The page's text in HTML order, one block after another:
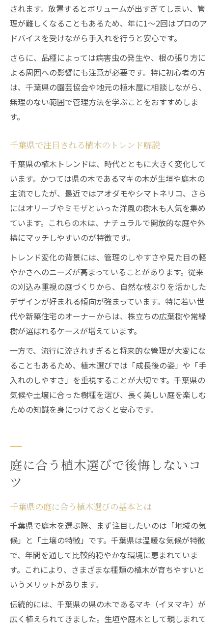
されます。放置するとボリュームが出すぎてしまい、管
理が難しくなることもあるため、年に1～2回はプロのア
ドバイスを受けながら手入れを行うと安心です。
さらに、品種によっては病害虫の発生や、根の張り方に
よる周囲への影響にも注意が必要です。特に初心者の方
は、千葉県の園芸協会や地元の植木屋に相談しながら、
無理のない範囲で管理方法を学ぶことをおすすめしま
す。
千葉県で注目される植木のトレンド解説
千葉県の植木トレンドは、時代とともに大きく変化して
います。かつては県の木であるマキの木が生垣や庭木の
主流でしたが、最近ではアオダモやシマトネリコ、さら
にはオリーブやミモザといった洋風の樹木も人気を集め
ています。これらの木は、ナチュラルで開放的な庭や外
構にマッチしやすいのが特徴です。
トレンド変化の背景には、管理のしやすさや見た目の軽
やかさへのニーズが高まっていることがあります。従来
の刈込み重視の庭づくりから、自然な枝ぶりを活かした
デザインが好まれる傾向が強まっています。特に若い世
代や新築住宅のオーナーからは、株立ちの広葉樹や常緑
樹が選ばれるケースが増えています。
一方で、流行に流されすぎると将来的な管理が大変にな
ることもあるため、植木選びでは「成長後の姿」や「手
入れのしやすさ」を重視することが大切です。千葉県の
気候や土壌に合った樹種を選び、長く美しい庭を楽しむ
ための知識を身につけておくと安心です。
庭に合う植木選びで後悔しないコ
ツ
千葉県の庭に合う植木選びの基本とは
千葉県で庭木を選ぶ際、まず注目したいのは「地域の気
候」と「土壌の特徴」です。千葉県は温暖な気候が特徴
で、年間を通して比較的穏やかな環境に恵まれていま
す。これにより、さまざまな種類の植木が育ちやすいと
いうメリットがあります。
伝統的には、千葉県の県の木であるマキ（イヌマキ）が
広く植えられてきました。生垣や庭木として親しまれて